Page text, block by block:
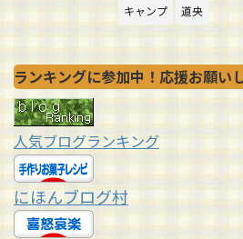
キャンプ 道央
ランキングに参加中！応援お願い
人気ブログランキング
にほんブログ村